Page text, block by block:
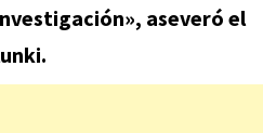
aseveró el